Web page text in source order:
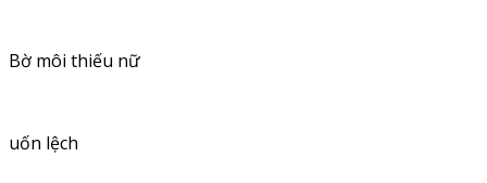
Bờ môi thiếu nữ
uốn lệch